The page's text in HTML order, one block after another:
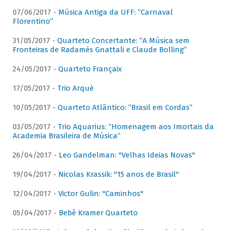
07/06/2017 - Música Antiga da UFF: “Carnaval
Florentino”
31/05/2017 - Quarteto Concertante: “A Música sem
Fronteiras de Radamés Gnattali e Claude Bolling”
24/05/2017 - Quarteto Françaix
17/05/2017 - Trio Arqué
10/05/2017 - Quarteto Atlântico: “Brasil em Cordas”
03/05/2017 - Trio Aquarius: “Homenagem aos Imortais da
Academia Brasileira de Música”
26/04/2017 - Leo Gandelman: "Velhas Ideias Novas"
19/04/2017 - Nicolas Krassik: "15 anos de Brasil"
12/04/2017 - Victor Gulin: "Caminhos"
05/04/2017 - Bebê Kramer Quarteto